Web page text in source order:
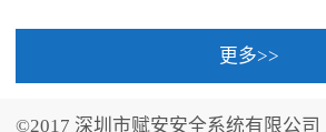
中国的
更多>>
©2017 深圳市赋安安全系统有限公司